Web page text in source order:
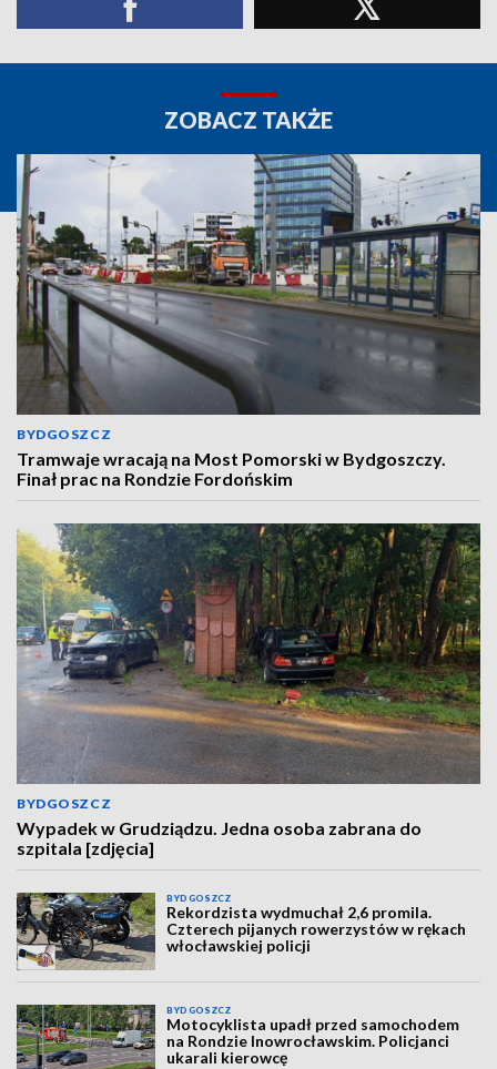
ZOBACZ TAKŻE
BYDGOSZCZ
Tramwaje wracają na Most Pomorski w Bydgoszczy.
Finał prac na Rondzie Fordońskim
BYDGOSZCZ
Wypadek w Grudziądzu. Jedna osoba zabrana do
szpitala [zdjęcia]
BYDGOSZCZ
Rekordzista wydmuchał 2,6 promila.
Czterech pijanych rowerzystów w rękach
włocławskiej policji
BYDGOSZCZ
Motocyklista upadł przed samochodem
na Rondzie Inowrocławskim. Policjanci
ukarali kierowcę